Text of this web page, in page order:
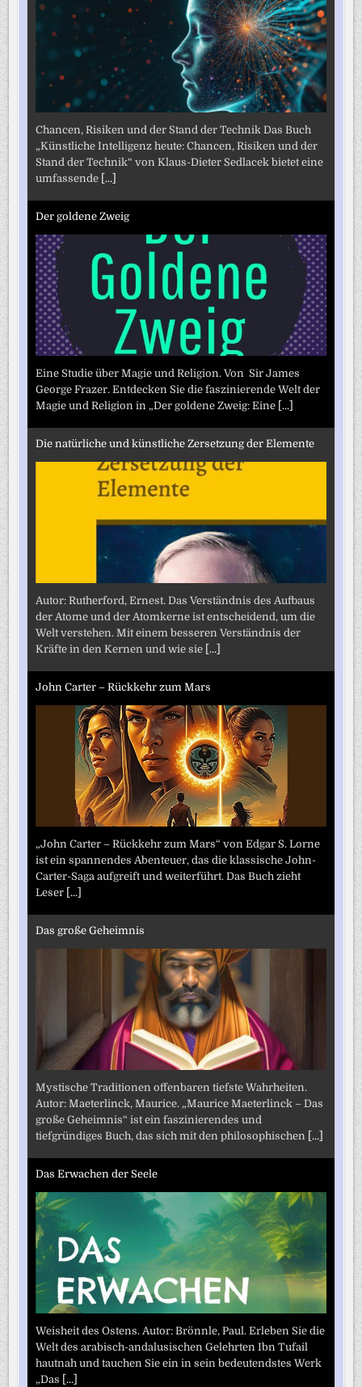
Chancen, Risiken und der Stand der Technik Das Buch
„Künstliche Intelligenz heute: Chancen, Risiken und der
Stand der Technik“ von Klaus-Dieter Sedlacek bietet eine
umfassende [...]
Der goldene Zweig
Eine Studie über Magie und Religion. Von Sir James
George Frazer. Entdecken Sie die faszinierende Welt der
Magie und Religion in „Der goldene Zweig: Eine [...]
Die natürliche und künstliche Zersetzung der Elemente
Autor: Rutherford, Ernest. Das Verständnis des Aufbaus
der Atome und der Atomkerne ist entscheidend, um die
Welt verstehen. Mit einem besseren Verständnis der
Kräfte in den Kernen und wie sie [...]
John Carter – Rückkehr zum Mars
„John Carter – Rückkehr zum Mars“ von Edgar S. Lorne
ist ein spannendes Abenteuer, das die klassische John-
Carter-Saga aufgreift und weiterführt. Das Buch zieht
Leser [...]
Das große Geheimnis
Mystische Traditionen offenbaren tiefste Wahrheiten.
Autor: Maeterlinck, Maurice. „Maurice Maeterlinck – Das
große Geheimnis“ ist ein faszinierendes und
tiefgründiges Buch, das sich mit den philosophischen [...]
Das Erwachen der Seele
Weisheit des Ostens. Autor: Brönnle, Paul. Erleben Sie die
Welt des arabisch-andalusischen Gelehrten Ibn Tufail
hautnah und tauchen Sie ein in sein bedeutendstes Werk
„Das [...]